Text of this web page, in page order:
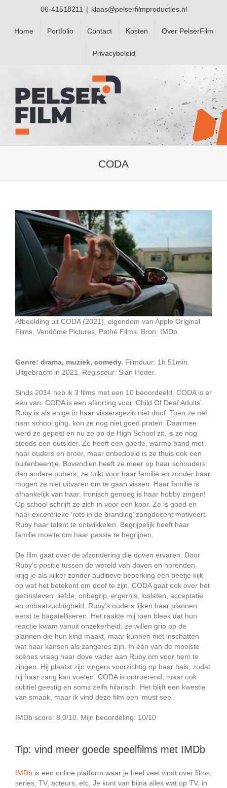
06-41518211 | klaas@pelserfilmproducties.nl
Home Portfolio Contact Kosten Over PelserFilm
Privacybeleid
CODA
Afbeelding uit CODA (2021), eigendom van Apple Original
Films, Vendôme Pictures, Pathé Films. Bron: IMDb.
Genre: drama, muziek, comedy. Filmduur: 1h 51min.
Uitgebracht in 2021. Regisseur: Sian Heder.
Sinds 2014 heb ik 3 films met een 10 beoordeeld. CODA is er
één van. CODA is een afkorting voor ‘Child Of Deaf Adults’.
Ruby is als enige in haar vissersgezin niet doof. Toen ze net
naar school ging, kon ze nog niet goed praten. Daarmee
werd ze gepest en nu ze op de High School zit, is ze nog
steeds een outsider. Ze heeft een goede, warme band met
haar ouders en broer, maar onbedoeld is ze thuis ook een
buitenbeentje. Bovendien heeft ze meer op haar schouders
dan andere pubers; ze tolkt voor haar familie en zonder haar
mogen ze niet uitvaren om te gaan vissen. Haar familie is
afhankelijk van haar. Ironisch genoeg is haar hobby zingen!
Op school schrijft ze zich in voor een koor. Ze is goed en
haar excentrieke ‘rots in de branding’ zangdocent motiveert
Ruby haar talent te ontwikkelen. Begrijpelijk heeft haar
familie moeite om haar passie te begrijpen.
De film gaat over de afzondering die doven ervaren. Door
Ruby’s positie tussen de wereld van doven en horenden,
krijg je als kijker zonder auditieve beperking een beetje kijk
op wat het betekent om doof te zijn. CODA gaat ook over het
gezinsleven: liefde, onbegrip, ergernis, loslaten, acceptatie
en onbaatzuchtigheid. Ruby’s ouders lijken haar plannen
eerst te bagatelliseren. Het raakte mij toen bleek dat hun
reactie kwam vanuit onzekerheid; ze willen grip op de
plannen die hun kind maakt, maar kunnen niet inschatten
wat haar kansen als zangeres zijn. In één van de mooiste
scènes vraag haar dove vader aan Ruby om voor hem te
zingen. Hij plaatst zijn vingers voorzichtig op haar hals, zodat
hij haar zang kan voelen. CODA is ontroerend, maar ook
subtiel geestig en soms zelfs hilarisch. Het blijft een kwestie
van smaak, maar ik vind deze film een ‘must see’.
IMDb score: 8,0/10. Mijn beoordeling: 10/10
Tip: vind meer goede speelfilms met IMDb
IMDbis een online platform waar je heel veel vindt over films,
series, TV, acteurs, etc. Je kunt van bijna alles wat op TV, in